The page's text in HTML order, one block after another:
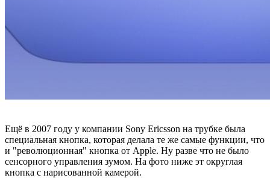
Ещё в 2007 году у компании Sony Ericsson на трубке была
специальная кнопка, которая делала те же самые функции, что
и "революционная" кнопка от Apple. Ну разве что не было
сенсорного управления зумом. На фото ниже эт округлая
кнопка с нарисованной камерой.